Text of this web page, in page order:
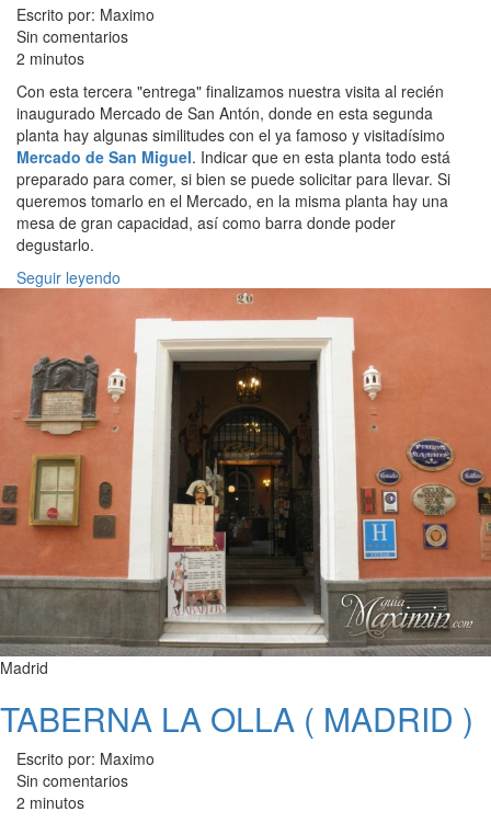
Escrito por: Maximo
Sin comentarios
2 minutos
Con esta tercera "entrega" finalizamos nuestra visita al recién
inaugurado Mercado de San Antón, donde en esta segunda
planta hay algunas similitudes con el ya famoso y visitadísimo
Mercado de San Miguel. Indicar que en esta planta todo está
preparado para comer, si bien se puede solicitar para llevar. Si
queremos tomarlo en el Mercado, en la misma planta hay una
mesa de gran capacidad, así como barra donde poder
degustarlo.
Seguir leyendo
Madrid
TABERNA LA OLLA ( MADRID )
Escrito por: Maximo
Sin comentarios
2 minutos